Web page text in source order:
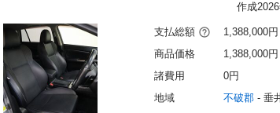
作成
支払総額
1,388,000円
商品価格
1,388,000円
諸費用
0円
地域
不破郡 - 垂